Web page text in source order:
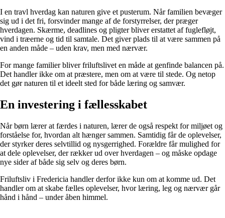
I en travl hverdag kan naturen give et pusterum. Når familien bevæger
sig ud i det fri, forsvinder mange af de forstyrrelser, der præger
hverdagen. Skærme, deadlines og pligter bliver erstattet af fuglefløjt,
vind i træerne og tid til samtale. Det giver plads til at være sammen på
en anden måde – uden krav, men med nærvær.
For mange familier bliver friluftslivet en måde at genfinde balancen på.
Det handler ikke om at præstere, men om at være til stede. Og netop
det gør naturen til et ideelt sted for både læring og samvær.
En investering i fællesskabet
Når børn lærer at færdes i naturen, lærer de også respekt for miljøet og
forståelse for, hvordan alt hænger sammen. Samtidig får de oplevelser,
der styrker deres selvtillid og nysgerrighed. Forældre får mulighed for
at dele oplevelser, der rækker ud over hverdagen – og måske opdage
nye sider af både sig selv og deres børn.
Friluftsliv i Fredericia handler derfor ikke kun om at komme ud. Det
handler om at skabe fælles oplevelser, hvor læring, leg og nærvær går
hånd i hånd – under åben himmel.